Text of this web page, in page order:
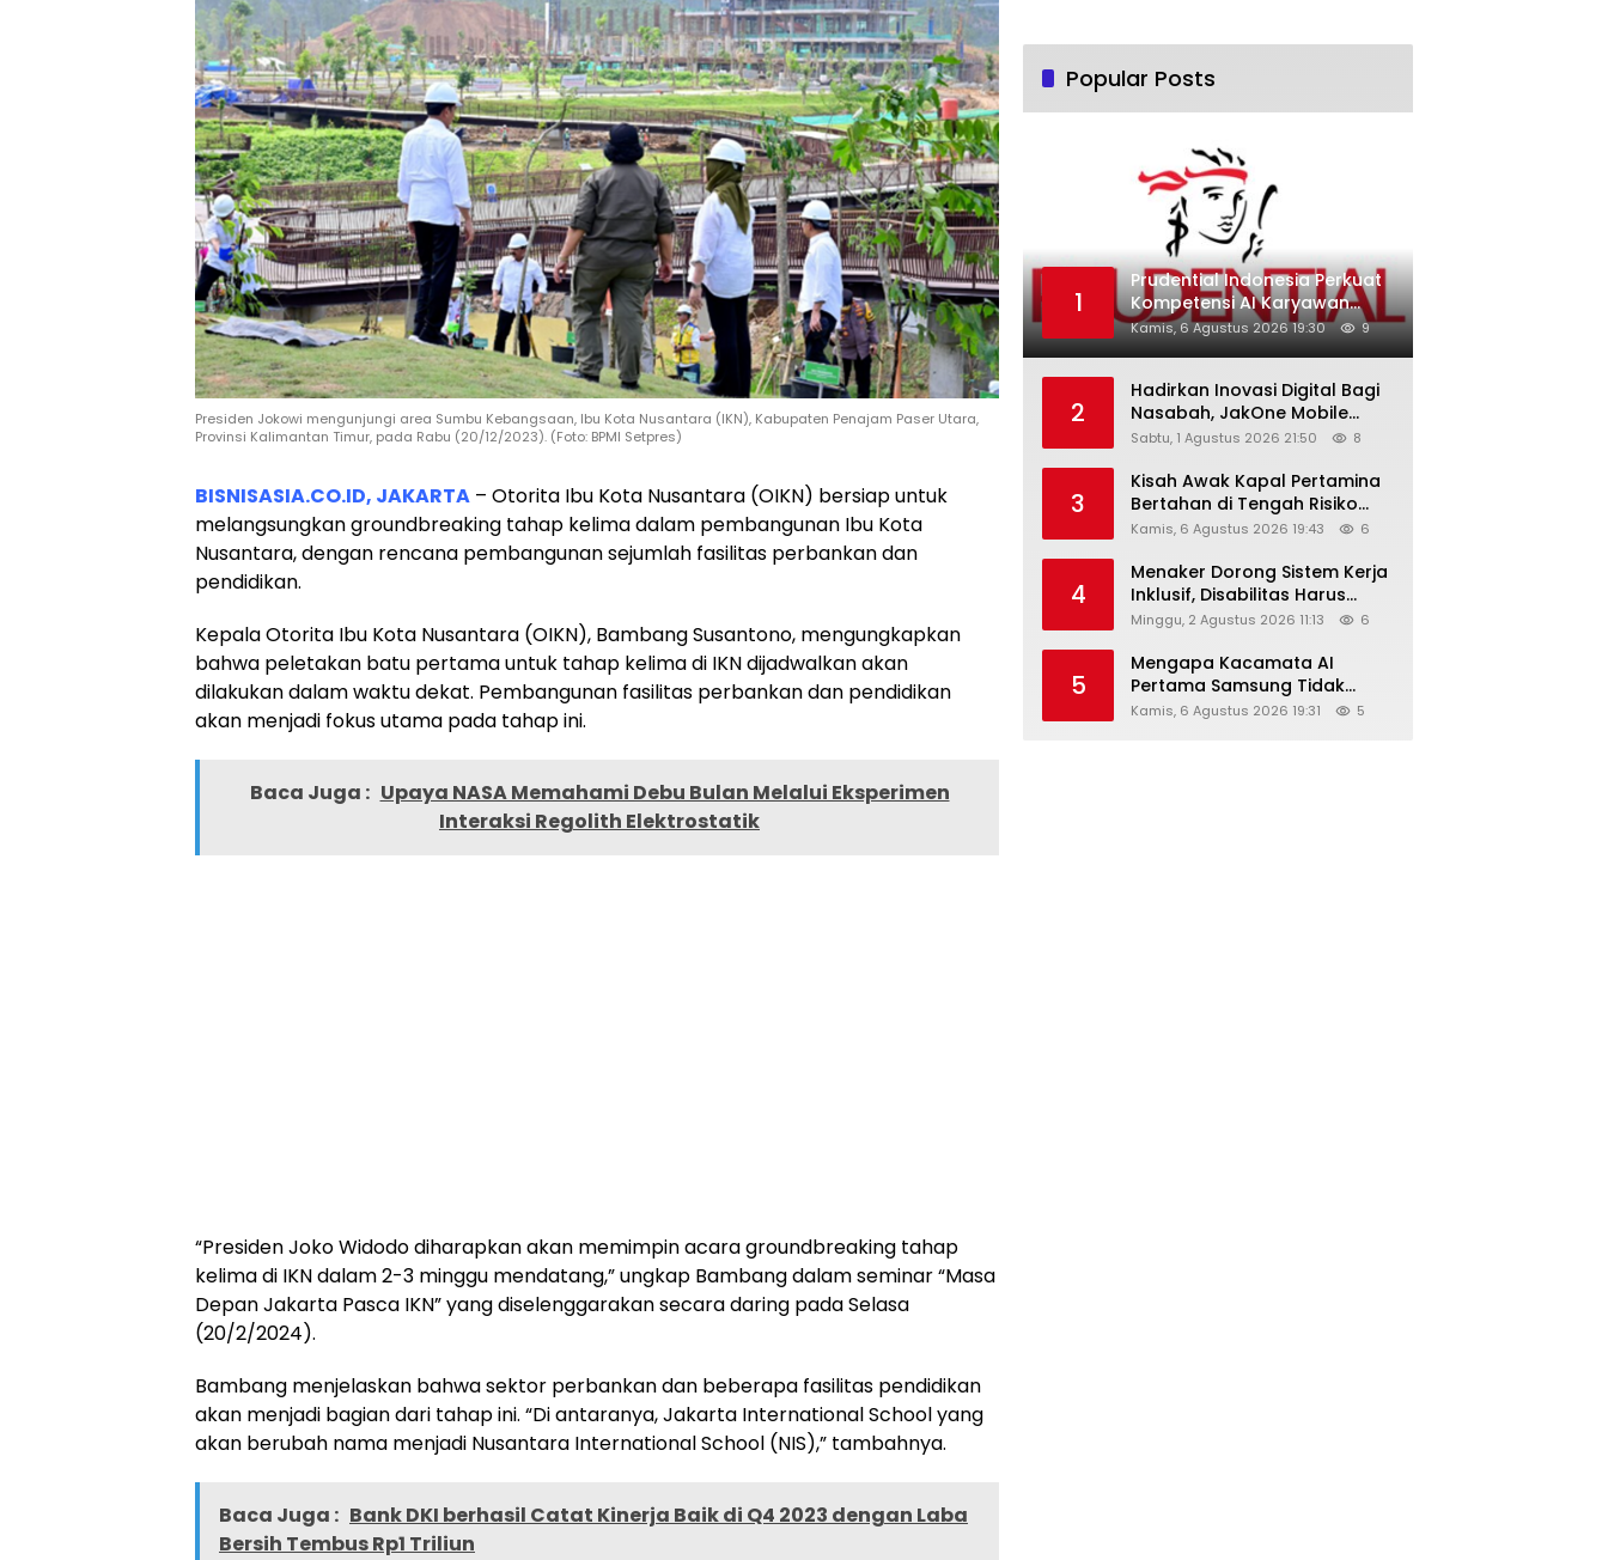
Presiden Jokowi mengunjungi area Sumbu Kebangsaan, Ibu Kota Nusantara (IKN), Kabupaten Penajam Paser Utara,
Provinsi Kalimantan Timur, pada Rabu (20/12/2023). (Foto: BPMI Setpres)
BISNISASIA.CO.ID, JAKARTA – Otorita Ibu Kota Nusantara (OIKN) bersiap untuk
melangsungkan groundbreaking tahap kelima dalam pembangunan Ibu Kota
Nusantara, dengan rencana pembangunan sejumlah fasilitas perbankan dan
pendidikan.
Kepala Otorita Ibu Kota Nusantara (OIKN), Bambang Susantono, mengungkapkan
bahwa peletakan batu pertama untuk tahap kelima di IKN dijadwalkan akan
dilakukan dalam waktu dekat. Pembangunan fasilitas perbankan dan pendidikan
akan menjadi fokus utama pada tahap ini.
Baca Juga : Upaya NASA Memahami Debu Bulan Melalui Eksperimen
Interaksi Regolith Elektrostatik
“Presiden Joko Widodo diharapkan akan memimpin acara groundbreaking tahap
kelima di IKN dalam 2-3 minggu mendatang,” ungkap Bambang dalam seminar “Masa
Depan Jakarta Pasca IKN” yang diselenggarakan secara daring pada Selasa
(20/2/2024).
Bambang menjelaskan bahwa sektor perbankan dan beberapa fasilitas pendidikan
akan menjadi bagian dari tahap ini. “Di antaranya, Jakarta International School yang
akan berubah nama menjadi Nusantara International School (NIS),” tambahnya.
Baca Juga : Bank DKI berhasil Catat Kinerja Baik di Q4 2023 dengan Laba
Bersih Tembus Rp1 Triliun
Popular Posts
1
Prudential Indonesia Perkuat
Kompetensi AI Karyawan
Lewat AI Week
Kamis, 6 Agustus 2026 19:30 9
2
Hadirkan Inovasi Digital Bagi
Nasabah, JakOne Mobile
Antar Bank Jakarta Sukses
Awards 2026
Sabtu, 1 Agustus 2026 21:50 8
3
Kisah Awak Kapal Pertamina
Bertahan di Tengah Risiko
Pelayaran Selat Hormuz
Kamis, 6 Agustus 2026 19:43 6
4
Menaker Dorong Sistem Kerja
Inklusif, Disabilitas Harus
Dapat Kesempatan Setara
Minggu, 2 Agustus 2026 11:13 6
5
Mengapa Kacamata AI
Pertama Samsung Tidak
Dibekali Layar?
Kamis, 6 Agustus 2026 19:31 5